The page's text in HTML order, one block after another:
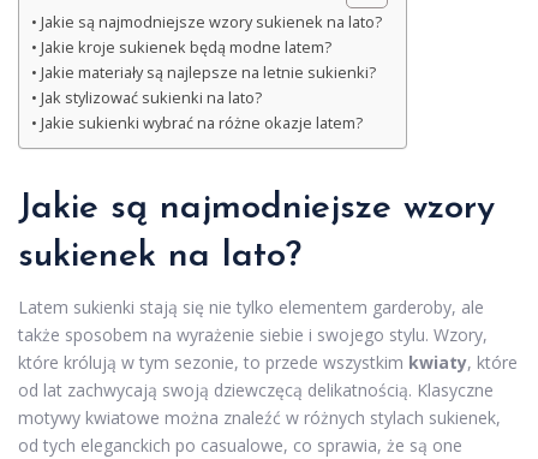
Jakie są najmodniejsze wzory sukienek na lato?
Jakie kroje sukienek będą modne latem?
Jakie materiały są najlepsze na letnie sukienki?
Jak stylizować sukienki na lato?
Jakie sukienki wybrać na różne okazje latem?
Jakie są najmodniejsze wzory
sukienek na lato?
Latem sukienki stają się nie tylko elementem garderoby, ale
także sposobem na wyrażenie siebie i swojego stylu. Wzory,
które królują w tym sezonie, to przede wszystkim kwiaty, które
od lat zachwycają swoją dziewczęcą delikatnością. Klasyczne
motywy kwiatowe można znaleźć w różnych stylach sukienek,
od tych eleganckich po casualowe, co sprawia, że są one